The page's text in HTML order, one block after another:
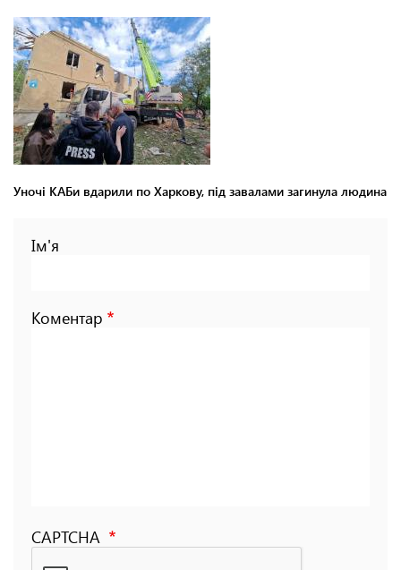
Уночі КАБи вдарили по Харкову, під завалами загинула людина
Ім'я
Коментар
CAPTCHA